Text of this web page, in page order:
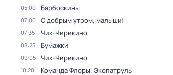
05:00 Барбоскины
07:00 С добрым утром, малыши!
07:35 Чик-Чирикино
08:25 Бумажки
09:05 Чик-Чирикино
10:20 Команда Флоры. Экопатруль